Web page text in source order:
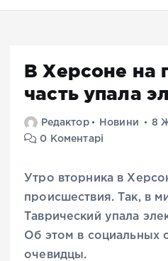
В Херсоне на
часть упала
Редактор Новини
8
0 Коментарі
Утро вторника в
происшествия. Так, в
Таврический упала
Об этом в социальных
очевидцы.